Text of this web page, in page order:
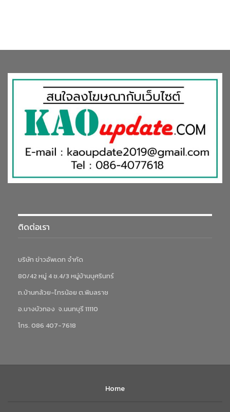
ติดต่อเรา
บริษัท ข่าวอัพเดท จำกัด
80/42 หมู่ 4 ซ.4/3 หมู่บ้านบุศรินทร์
ถ.บ้านกล้วย-ไทรน้อย ต.พิมลราช
อ.บางบัวทอง จ.นนทบุรี 11110
โทร. 086 407-7618
Home